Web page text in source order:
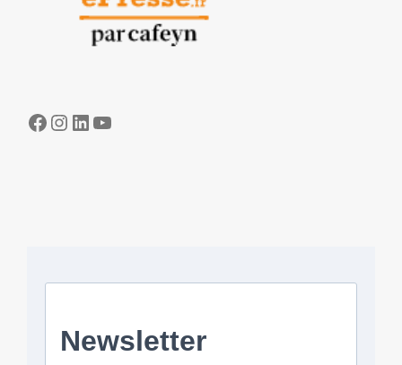
Facebook
Instagram
LinkedIn
YouTube